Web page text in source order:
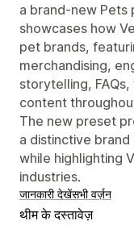
a brand-new Pets
showcases how
pet brands,
merchandising,
storytelling,
content
The new preset
a distinctive
while highlighting
industries.
जानकारी देखेंसभी वर्ज़न
थीम के दस्तावेज़